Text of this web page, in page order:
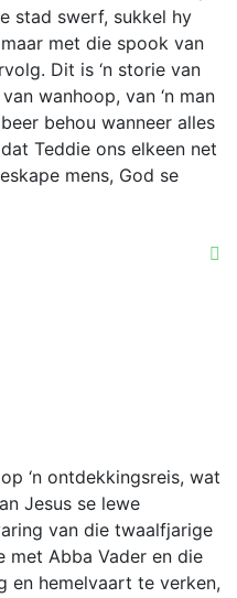
stad swerf, sukkel hy
met die spook van
Dit is ‘n storie van
wanhoop, van ‘n man
behou wanneer alles
Teddie ons elkeen net
mens, God se
‘n ontdekkingsreis, wat
Jesus se lewe
van die twaalfjarige
met Abba Vader en die
en hemelvaart te verken,